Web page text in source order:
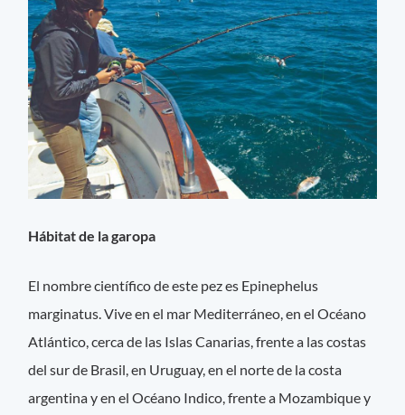
Hábitat de la garopa
El nombre científico de este pez es Epinephelus
marginatus. Vive en el mar Mediterráneo, en el Océano
Atlántico, cerca de las Islas Canarias, frente a las costas
del sur de Brasil, en Uruguay, en el norte de la costa
argentina y en el Océano Indico, frente a Mozambique y